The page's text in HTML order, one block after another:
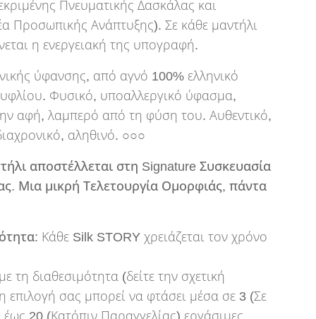
Πνευματικής Δασκάλας και
Προσωπικής Ανάπτυξης). Σε κάθε μαντήλι
η ενεργειακή της υπογραφή.
ύφανσης, από αγνό 100% ελληνικό
Φυσικό, υποαλλεργικό ύφασμα,
αφή, λαμπερό από τη φύση του. Αυθεντικό,
αληθινό. ○○○
αποστέλλεται στη Signature Συσκευασία
Μια μικρή Τελετουργία Ομορφιάς, πάντα
Κάθε Silk STORY χρειάζεται τον χρόνο
τη διαθεσιμότητα (δείτε την σχετική
επιλογή σας μπορεί να φτάσει μέσα σε 3 (Σε
20 (Κατόπιν Παραγγελίας) εργάσιμες